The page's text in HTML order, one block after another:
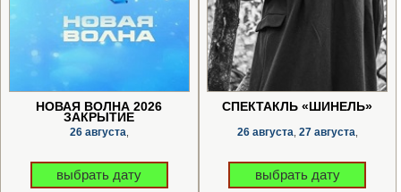
НОВАЯ ВОЛНА 2026
ЗАКРЫТИЕ
26 августа
выбрать дату
СПЕКТАКЛЬ «ШИНЕЛЬ»
26 августа 27 августа
выбрать дату